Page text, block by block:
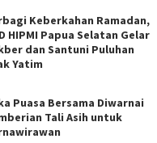
Keberkahan Ramadan,
HIPMI Papua Selatan Gelar
dan Santuni Puluhan
Yatim
Puasa Bersama Diwarnai
Tali Asih untuk